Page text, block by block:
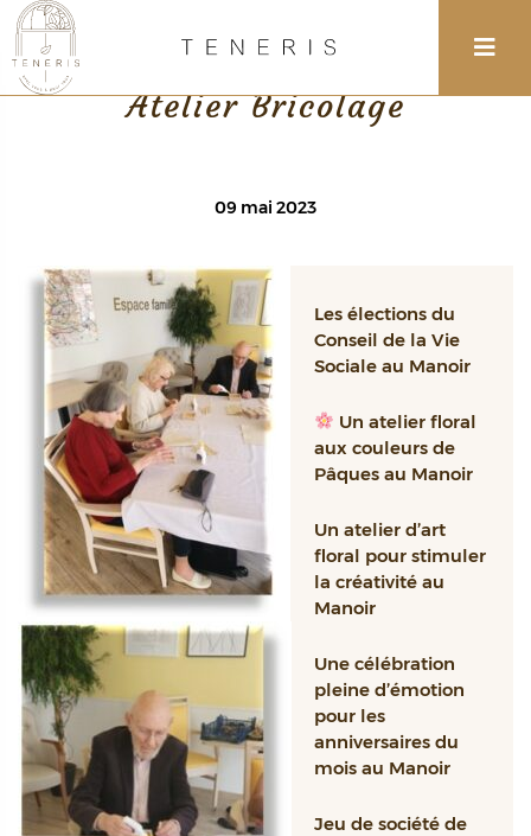
Retour
Atelier Bricolage
09 mai 2023
Les élections du
Conseil de la Vie
Sociale au Manoir
Un atelier floral
aux couleurs de
Pâques au Manoir
Un atelier d’art
floral pour stimuler
la créativité au
Manoir
Une célébration
pleine d’émotion
pour les
anniversaires du
mois au Manoir
Jeu de société de